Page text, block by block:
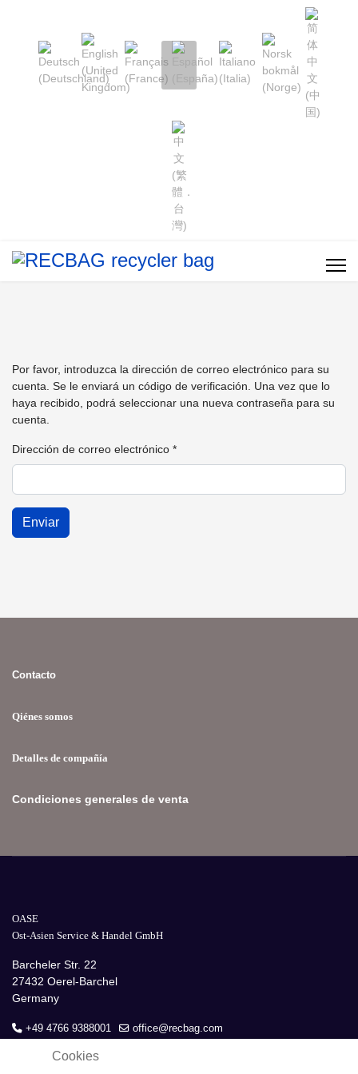
Por favor, introduzca la dirección de correo electrónico para su
cuenta. Se le enviará un código de verificación. Una vez que lo
haya recibido, podrá seleccionar una nueva contraseña para su
cuenta.
Dirección de correo electrónico *
Enviar
Contacto
Qiénes somos
Detalles de compañía
Condiciones generales de venta
OASE
Ost-Asien Service & Handel GmbH
Barcheler Str. 22
27432 Oerel-Barchel
Germany
+49 4766 9388001 office@recbag.com
Cookies